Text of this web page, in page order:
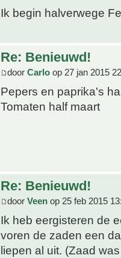
Ik begin halverwege
Re: Benieuwd!
door Carlo op 27 jan 2015
Pepers en paprika's
Tomaten half maart
Re: Benieuwd!
door Veen op 25 feb 2015
Ik heb eergisteren de
voren de zaden een
liepen al uit. (Zaad